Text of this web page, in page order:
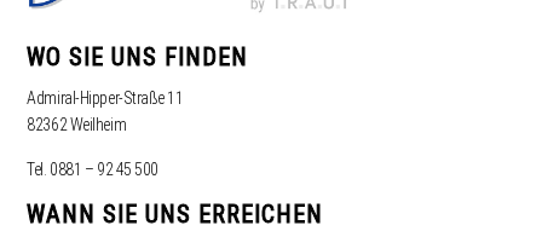
WO SIE UNS FINDEN
Admiral-Hipper-Straße 11
82362 Weilheim
Tel. 0881 – 92 45 500
WANN SIE UNS ERREICHEN